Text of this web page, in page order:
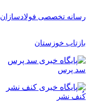
رسانه تخصصی فولادسازان
بازتاب خوزستان
سد پرس
کُنف نشر